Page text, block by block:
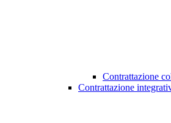
Contrattazione
Contrattazione